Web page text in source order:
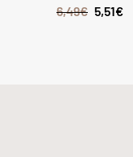
6,49€ 5,51€